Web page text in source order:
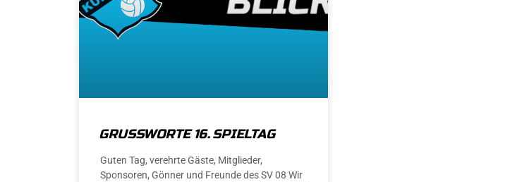
GRUSSWORTE 16. SPIELTAG
Guten Tag, verehrte Gäste, Mitglieder,
Sponsoren, Gönner und Freunde des SV 08 Wir